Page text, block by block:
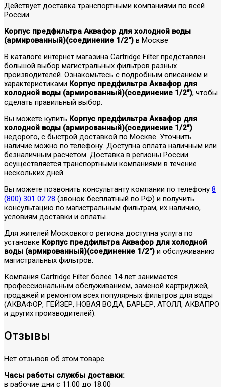
Действует доставка транспортными компаниями по всей
России.
Корпус предфильтра Аквафор для холодной воды
(армированный)(соединение 1/2") в Москве
В каталоге интернет магазина Cartridge Filter представлен
большой выбор магистральных фильтров разных
производителей. Ознакомьтесь с подробным описанием и
характеристиками Корпус предфильтра Аквафор для
холодной воды (армированный)(соединение 1/2"), чтобы
сделать правильный выбор.
Вы можете купить Корпус предфильтра Аквафор для
холодной воды (армированный)(соединение 1/2")
недорого, с быстрой доставкой по Москве. Уточнить
наличие можно по телефону. Доступна оплата наличным или
безналичным расчетом. Доставка в регионы России
осуществляется транспортными компаниями в течение
нескольких дней.
Вы можете позвонить консультанту компании по телефону 8
(800) 301 02 28 (звонок бесплатный по РФ) и получить
консультацию по магистральным фильтрам, их наличию,
условиям доставки и оплаты.
Для жителей Московкого региона доступна услуга по
установке Корпус предфильтра Аквафор для холодной
воды (армированный)(соединение 1/2") и обслуживанию
магистральных фильтров.
Компания Cartridge Filter более 14 лет занимается
профессиональным обслуживанием, заменой картриджей,
продажей и ремонтом всех популярных фильтров для воды
(АКВАФОР, ГЕЙЗЕР, НОВАЯ ВОДА, БАРЬЕР, АТОЛЛ, АКВАПРО
и других производителей).
Отзывы
Нет отзывов об этом товаре.
Часы работы службы доставки:
в рабочие дни с 11:00 до 18:00